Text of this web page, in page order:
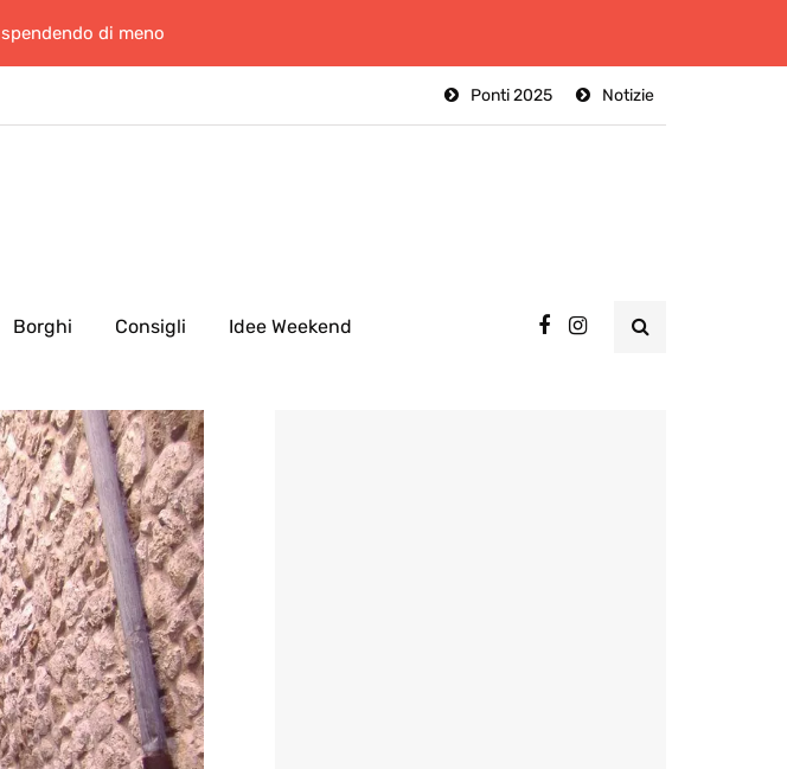
di meno
Notizie
Ponti 2025
Borghi Consigli Idee Weekend